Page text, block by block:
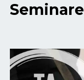
Seminare